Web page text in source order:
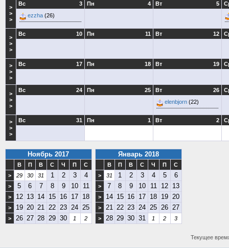
>
>
>
3
Вс
ezzha (26)
4
Пн 5
Вт
>
>
>
10
Вс 11
Пн 12
Вт
>
>
>
17
Вс 18
Пн 19
Вт
>
>
>
24
Вс 25
Пн 26
Вт
elenbjorn (22)
>
>
>
31
Вс 1
Пн 2
Вт
Ноябрь 2017
В П В С Ч П
С
>
29 30 31 1 2 3 4
> 5 6 7 8 9 10 11
> 12 13 14 15 16 17 18
> 19 20 21 22 23 24 25
> 26 27 28 29 30 1 2
Январь 2018
В П В С Ч П
С
>
31 1 2 3 4 5 6
> 7 8 9 10 11 12 13
> 14 15 16 17 18 19 20
> 21 22 23 24 25 26 27
> 28 29 30 31 1 2 3
Текущее